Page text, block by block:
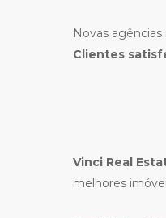
Novas
Clientes
Vinci Real
melhores